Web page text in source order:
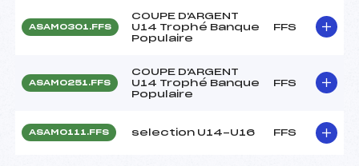
ASAM0301.FFS
COUPE D'ARGENT
U14 Trophé Banque
Populaire
FFS
ASAM0251.FFS
COUPE D'ARGENT
U14 Trophé Banque
Populaire
FFS
ASAM0111.FFS selection U14-U16 FFS